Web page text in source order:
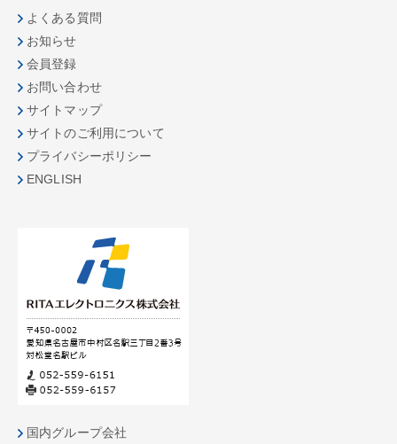
国内グループ会社
よくある質問
お知らせ
会員登録
お問い合わせ
サイトマップ
サイトのご利用について
プライバシーポリシー
ENGLISH